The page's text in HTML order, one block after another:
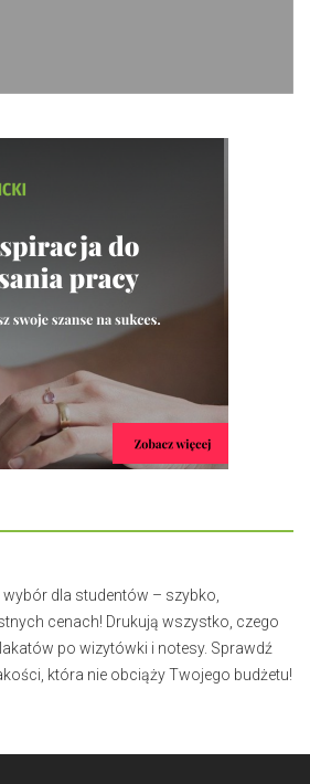
wybór dla studentów – szybko,
cenach! Drukują wszystko, czego
po wizytówki i notesy. Sprawdź
która nie obciąży Twojego budżetu!